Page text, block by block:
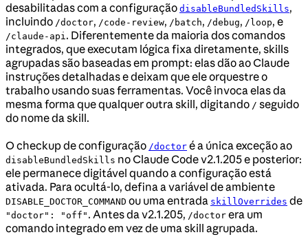
desabilitadas com a configuração disableBundledSkills,
incluindo /doctor, /code-review, /batch, /debug, /loop, e
/claude-api. Diferentemente da maioria dos comandos
integrados, que executam lógica fixa diretamente, skills
agrupadas são baseadas em prompt: elas dão ao Claude
instruções detalhadas e deixam que ele orquestre o
trabalho usando suas ferramentas. Você invoca elas da
mesma forma que qualquer outra skill, digitando / seguido
do nome da skill.
O checkup de configuração /doctor é a única exceção ao
disableBundledSkills no Claude Code v2.1.205 e posterior:
ele permanece digitável quando a configuração está
ativada. Para ocultá-lo, defina a variável de ambiente
DISABLE_DOCTOR_COMMAND ou uma entrada skillOverrides de
"doctor": "off" . Antes da v2.1.205, /doctor era um
comando integrado em vez de uma skill agrupada.